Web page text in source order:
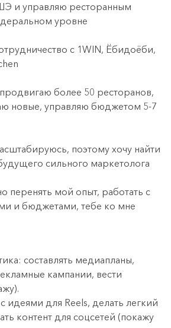
и управляю ресторанным
уровне
с 1WIN, Ёбидоёби,
более 50 ресторанов,
новые, управляю бюджетом 5-7
поэтому хочу найти
сильного маркетолога
перенять мой опыт, работать с
и бюджетами, тебе ко мне
составлять медиапланы,
кампании, вести
идеями для Reels, делать легкий
контент для соцсетей (покажу